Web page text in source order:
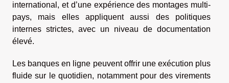
international, et d’une expérience des montages multi-
pays, mais elles appliquent aussi des politiques
internes strictes, avec un niveau de documentation
élevé.
Les banques en ligne peuvent offrir une exécution plus
fluide sur le quotidien, notamment pour des virements